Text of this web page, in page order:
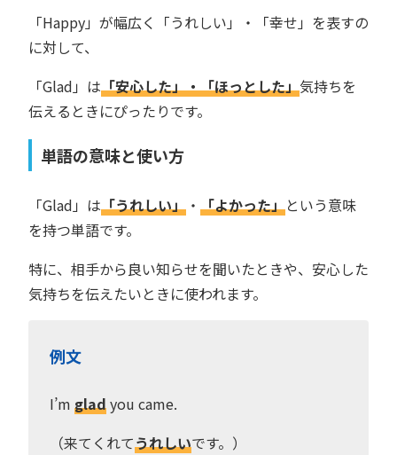
「Happy」が幅広く「うれしい」・「幸せ」を表すの
に対して、
「Glad」は「安心した」・「ほっとした」気持ちを
伝えるときにぴったりです。
単語の意味と使い方
「Glad」は「うれしい」 ・ 「よかった」という意味
を持つ単語です。
特に、相手から良い知らせを聞いたときや、安心した
気持ちを伝えたいときに使われます。
例文
I’m gladyou came.
（来てくれてうれしいです。）